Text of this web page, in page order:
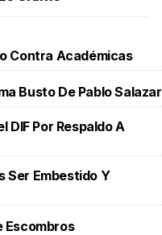
Contra Académicas
Busto De Pablo Salazar
DIF Por Respaldo A
Ser Embestido Y
Escombros